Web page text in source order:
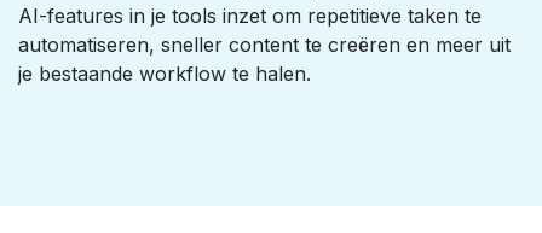
AI-features in je tools inzet om repetitieve taken te
automatiseren, sneller content te creëren en meer uit
je bestaande workflow te halen.